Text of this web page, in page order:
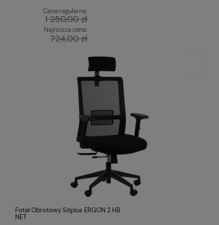
Cena regularna:
1 250,00 zł
Najniższa cena:
724,00 zł
Fotel Obrotowy Sitplus ERGON 2 HB
NET